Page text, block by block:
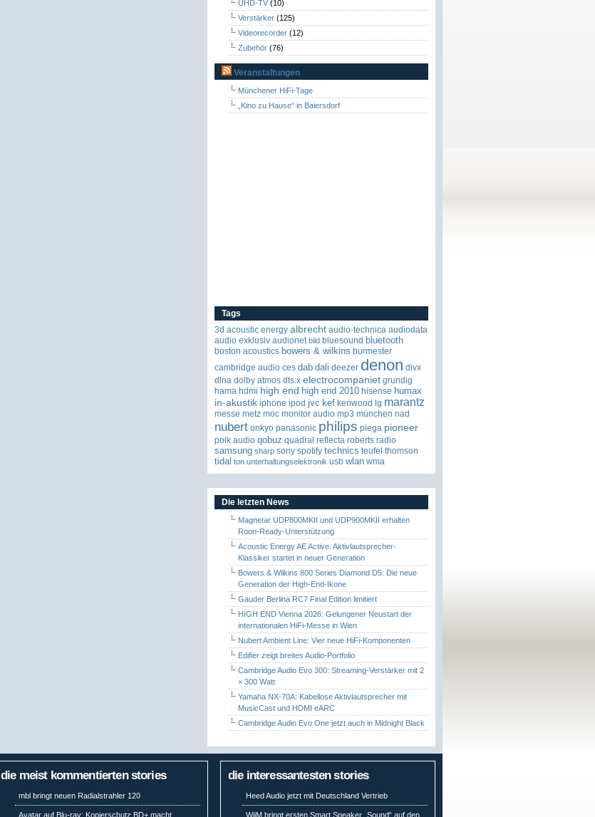
UHD-TV (10)
Verstärker (125)
Videorecorder (12)
Zubehör (76)
Veranstaltungen
Münchener HiFi-Tage
„Kino zu Hause“ in Baiersdorf
Tags
3d acoustic energy albrecht audio-technica audiodata
audio exklusiv audionet bild bluesound bluetooth
boston acoustics bowers & wilkins burmester
cambridge audio ces dab dali deezer denon divx
dlna dolby atmos dts:x electrocompaniet grundig
hama hdmi high end high end 2010 hisense humax
in-akustik iphone ipod jvc kef kenwood lg marantz
messe metz moc monitor audio mp3 münchen nad
nubert onkyo panasonic philips piega pioneer
polk audio qobuz quadral reflecta roberts radio
samsung sharp sony spotify technics teufel thomson
tidal ton unterhaltungselektronik usb wlan wma
Die letzten News
Magnetar UDP800MKII und UDP900MKII erhalten
Roon-Ready-Unterstützung
Acoustic Energy AE Active: Aktivlautsprecher-
Klassiker startet in neuer Generation
Bowers & Wilkins 800 Series Diamond D5: Die neue
Generation der High-End-Ikone
Gauder Berlina RC7 Final Edition limitiert
HIGH END Vienna 2026: Gelungener Neustart der
internationalen HiFi-Messe in Wien
Nubert Ambient Line: Vier neue HiFi-Komponenten
Edifier zeigt breites Audio-Portfolio
Cambridge Audio Evo 300: Streaming-Verstärker mit 2
× 300 Watt
Yamaha NX-70A: Kabellose Aktivlautsprecher mit
MusicCast und HDMI eARC
Cambridge Audio Evo One jetzt auch in Midnight Black
die meist kommentierten stories
mbl bringt neuen Radialstrahler 120
Avatar auf Blu-ray: Kopierschutz BD+ macht
die interessantesten stories
Heed Audio jetzt mit Deutschland Vertrieb
WiiM bringt ersten Smart Speaker „Sound“ auf den